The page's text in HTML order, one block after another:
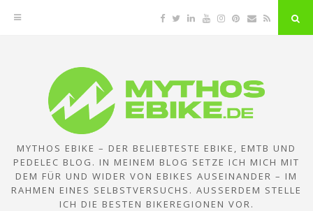
Facebook
TwitterLinkedinYouTubeInstagram
Pinterest
EmailRSS
MYTHOS EBIKE – DER BELIEBTESTE EBIKE, EMTB UND
PEDELEC BLOG. IN MEINEM BLOG SETZE ICH MICH MIT
DEM FÜR UND WIDER VON EBIKES AUSEINANDER – IM
RAHMEN EINES SELBSTVERSUCHS. AUSSERDEM STELLE I
CH DIE BESTEN BIKEREGIONEN VOR.